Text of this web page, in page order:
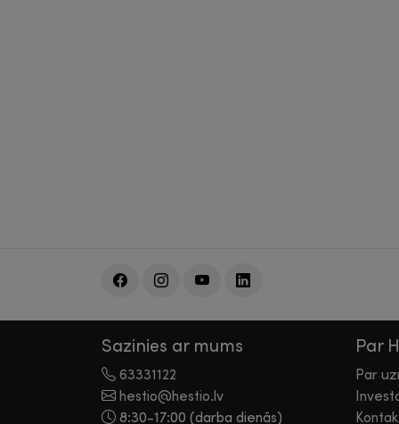
Sazinies ar mums
63331122
hestio@hestio.lv
8:30-17:00 (darba dienās)
Par
Par